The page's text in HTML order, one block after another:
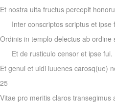
Et nostra uita fructus percepit
Inter conscriptos scriptus et ipse
Ordinis in templo delectus ab ordine
Et de rusticulo censor et ipse fui.
Et genui et uidi iuuenes carosq(ue)
25
Vitae pro meritis claros transegimus